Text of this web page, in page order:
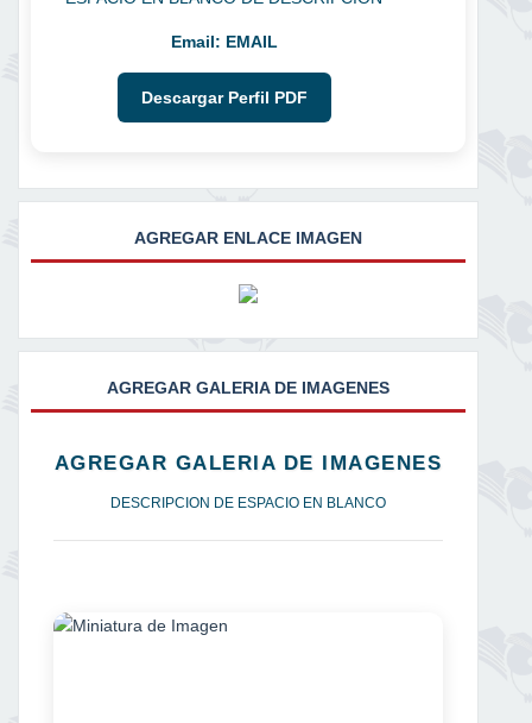
Email: EMAIL
Descargar Perfil PDF
AGREGAR ENLACE IMAGEN
AGREGAR GALERIA DE IMAGENES
AGREGAR GALERIA DE IMAGENES
DESCRIPCION DE ESPACIO EN BLANCO